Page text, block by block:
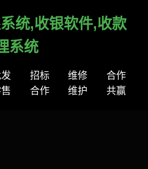
统,收银软件,收款
系统
招标
合作
维修
维护
合作
共赢